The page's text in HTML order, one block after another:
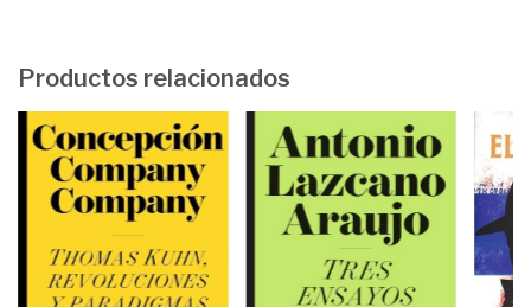
Productos relacionados